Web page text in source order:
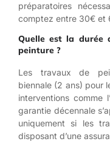
préparatoires
comptez entre 30€ et
Quelle est la durée
peinture ?
Les travaux de
biennale (2 ans) pour
interventions comme
garantie décennale
uniquement si les
disposant d’une